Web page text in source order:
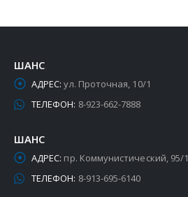
ШАНС
АДРЕС: ул. Проточная, 10/1
ТЕЛЕФОН: 8-923-662-7888
ШАНС
АДРЕС: пр. Коммунистический, 95/1
ТЕЛЕФОН: 8-913-695-6140